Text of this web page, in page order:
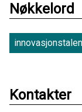
Nøkkelord
innovasjonstalen
Kontakter